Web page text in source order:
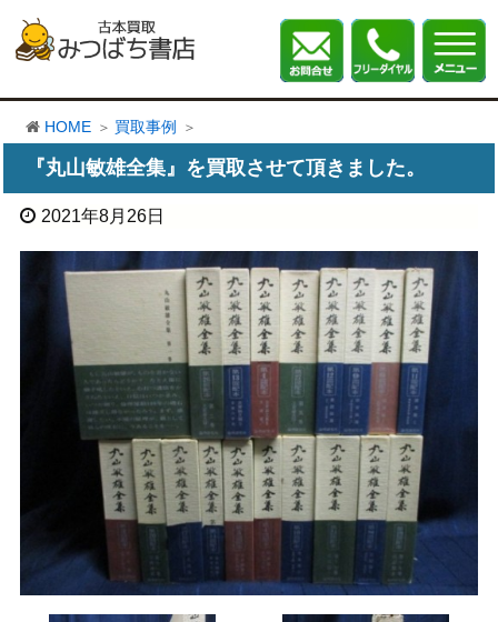
HOME 買取事例
『丸山敏雄全集』を買取させて頂きました。
2021年8月26日